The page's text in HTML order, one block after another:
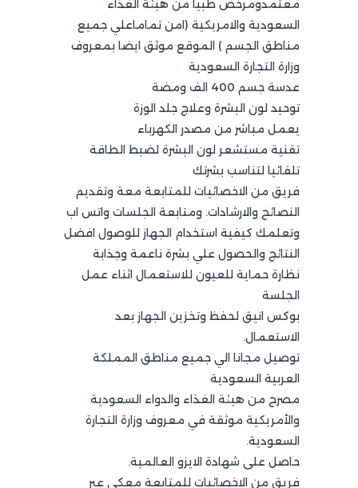
معتمدومرخص طبيا من هيئة الغذاء
السعودية والامريكية (امن تماماعلي جميع
مناطق الجسم ) الموقع موثق ايضا بمعروف
وزارة التجارة السعودية
عدسة جسم 400 الف ومضة
توحيد لون البشرة وعلاج جلد الوزة
يعمل مباشر من مصدر الكهرباء
تقنية مستشعر لون البشرة لضبط الطاقة
تلقائيا لتناسب بشرتك
فريق من الاخصائيات للمتابعة معة وتقديم
النصائح والارشادات. ومتابعة الجلسات واتس اب
وتعلمك كيفية استخدام الجهاز للوصول افضل
النتائج والحصول علي بشرة ناعمة وجذابة
نظارة حماية للعيون للاستعمال اثناء عمل
الجلسة
بوكس انيق لحفظ وتخزين الجهاز بعد
الاستعمال.
توصيل مجانا الي جميع مناطق المملكة
العربية السعودية
مصرح من هيئة الغذاء والدواء السعودية
والأمريكية موثقة في معروف وزارة التجارة
السعودية.
حاصل على شهادة الايزو العالمية.
فريق من الاخصائيات للمتابعة معكي عبر